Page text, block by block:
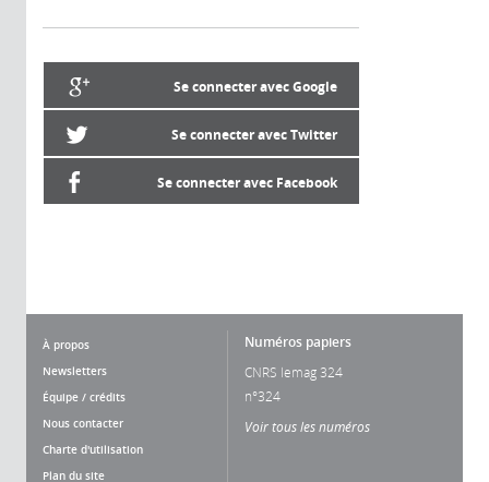
Se connecter avec Google
Se connecter avec Twitter
Se connecter avec Facebook
À propos
Newsletters
Équipe / crédits
Nous contacter
Charte d'utilisation
Plan du site
Numéros papiers
CNRS lemag 324
n°324
Voir tous les numéros